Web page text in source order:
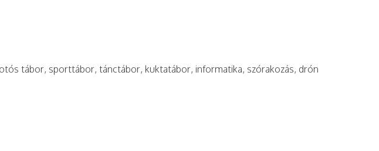
tábor, sporttábor, tánctábor, kuktatábor, informatika, szórakozás, drón